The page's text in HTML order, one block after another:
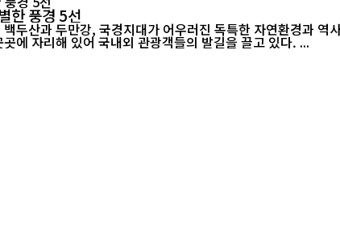
한 풍경 5선
두산과 두만강, 국경지대가 어우러진 독특한 자연환경과
다른 지역에서는 쉽게 찾아보기 힘든 이색 풍경들이 곳곳에 자리해 있어 국내외 관광객들의 발길을 끌고 있다. ...